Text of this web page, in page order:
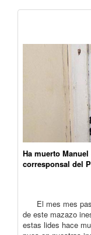
Ha muerto
corresponsal del
El mes mes
de este mazazo
estas lides hace